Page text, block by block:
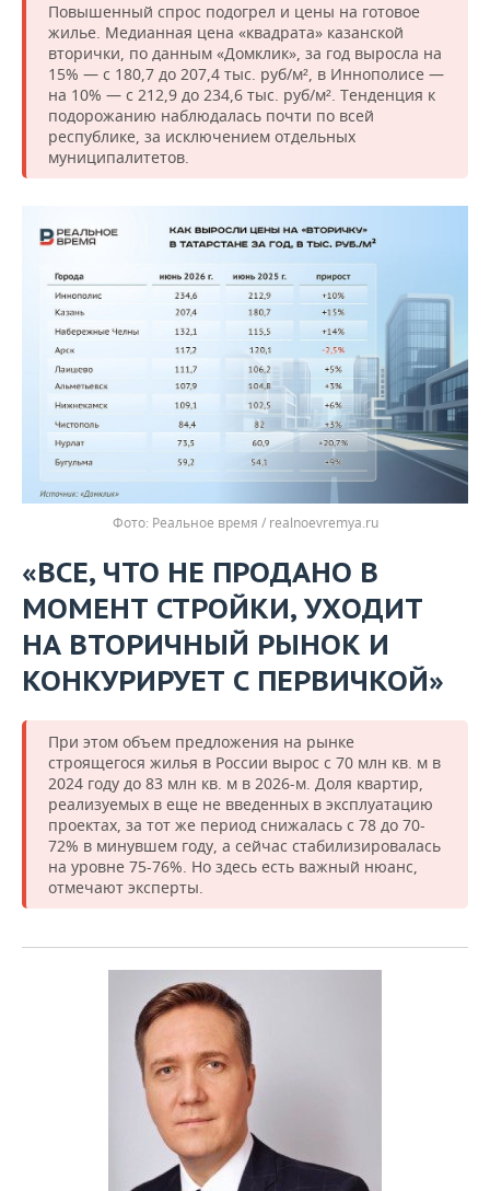
Повышенный спрос подогрел и цены на готовое
жилье. Медианная цена «квадрата» казанской
вторички, по данным «Домклик», за год выросла на
15% — с 180,7 до 207,4 тыс. руб/м², в Иннополисе —
на 10% — с 212,9 до 234,6 тыс. руб/м². Тенденция к
подорожанию наблюдалась почти по всей
республике, за исключением отдельных
муниципалитетов.
Реальное время / realnoevremya.ru
«ВСЕ, ЧТО НЕ ПРОДАНО В
МОМЕНТ СТРОЙКИ, УХОДИТ
НА ВТОРИЧНЫЙ РЫНОК И
КОНКУРИРУЕТ С ПЕРВИЧКОЙ»
При этом объем предложения на рынке
строящегося жилья в России вырос с 70 млн кв. м в
2024 году до 83 млн кв. м в 2026-м. Доля квартир,
реализуемых в еще не введенных в эксплуатацию
проектах, за тот же период снижалась с 78 до 70-
72% в минувшем году, а сейчас стабилизировалась
на уровне 75-76%. Но здесь есть важный нюанс,
отмечают эксперты.